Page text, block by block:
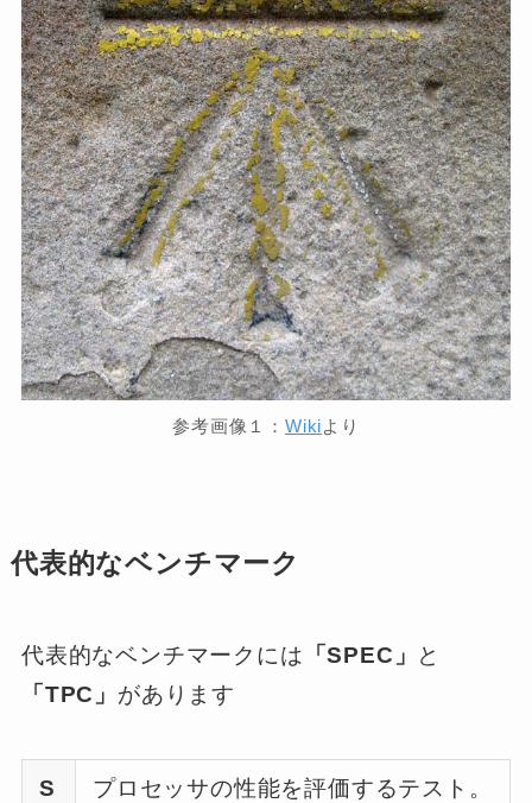
参考画像１： Wikiより
代表的なベンチマーク
代表的なベンチマークには 「SPEC」
と
「TPC」 があります
S
プロセッサの性能を評価するテスト。